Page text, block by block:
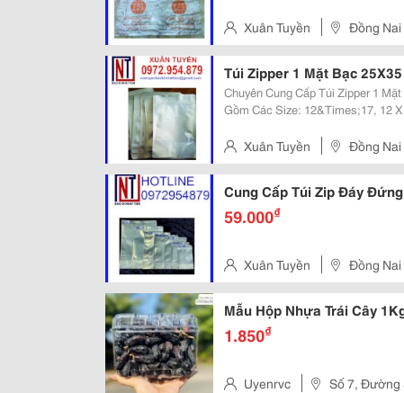
Xuân Tuyền Đồng Nai
Túi Zipper 1 Mặt Bạc
Chuyên Cung Cấp Túi Zipper 1 Mặt Bạc Mẫu Túi Zipper Mặt Trong
Gồm Các Size: 12&Times;17, 12
Sản, Thực Phẩm Khô Như Gạo,
Xuân Tuyền Đồng Nai
Cung Cấp Túi Zip Đáy
59.000₫
Xuân Tuyền Đồng Nai
Mẫu Hộp Nhựa Trái Cây
1.850₫
Uyenrvc
Số 7, Đường